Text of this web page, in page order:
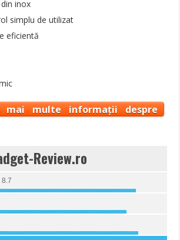
inox
simplu de utilizat
eficientă
mai multe informații despre
Review.ro
8.7